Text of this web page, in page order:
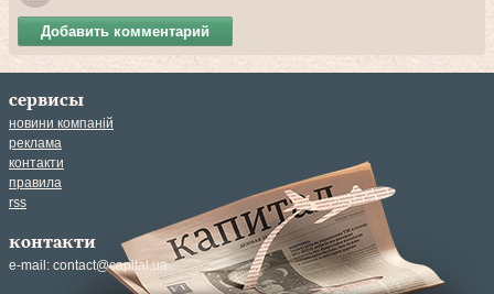
Добавить комментарий
сервисы
новини компаній
реклама
контакти
правила
rss
контакти
e-mail: contact@capital.ua